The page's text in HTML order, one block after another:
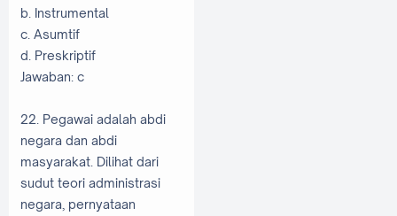
b. Instrumental
c. Asumtif
d. Preskriptif
Jawaban: c
22. Pegawai adalah abdi
negara dan abdi
masyarakat. Dilihat dari
sudut teori administrasi
negara, pernyataan